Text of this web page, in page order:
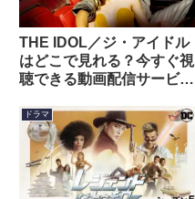
THE IDOL／ジ・アイドル
はどこで見れる？今すぐ視
聴できる動画配信サービス
ドラマ